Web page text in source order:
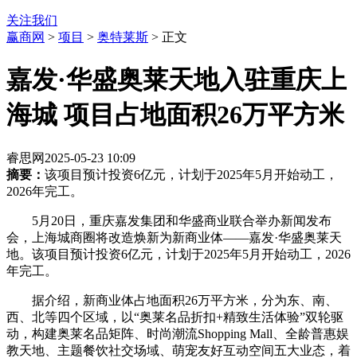
关注我们
赢商网 > 项目 > 奥特莱斯 > 正文
嘉发·华盛奥莱天地入驻重庆上
海城 项目占地面积26万平方米
睿思网 2025-05-23 10:09
摘要： 该项目预计投资6亿元，计划于2025年5月开始动工，
2026年完工。
5月20日，重庆嘉发集团和华盛商业联合举办新闻发布
会，上海城商圈将改造焕新为新商业体——嘉发·华盛奥莱天
地。该项目预计投资6亿元，计划于2025年5月开始动工，2026
年完工。
据介绍，新商业体占地面积26万平方米，分为东、南、
西、北等四个区域，以“奥莱名品折扣+精致生活体验”双轮驱
动，构建奥莱名品矩阵、时尚潮流Shopping Mall、全龄普惠娱
教天地、主题餐饮社交场域、萌宠友好互动空间五大业态，着